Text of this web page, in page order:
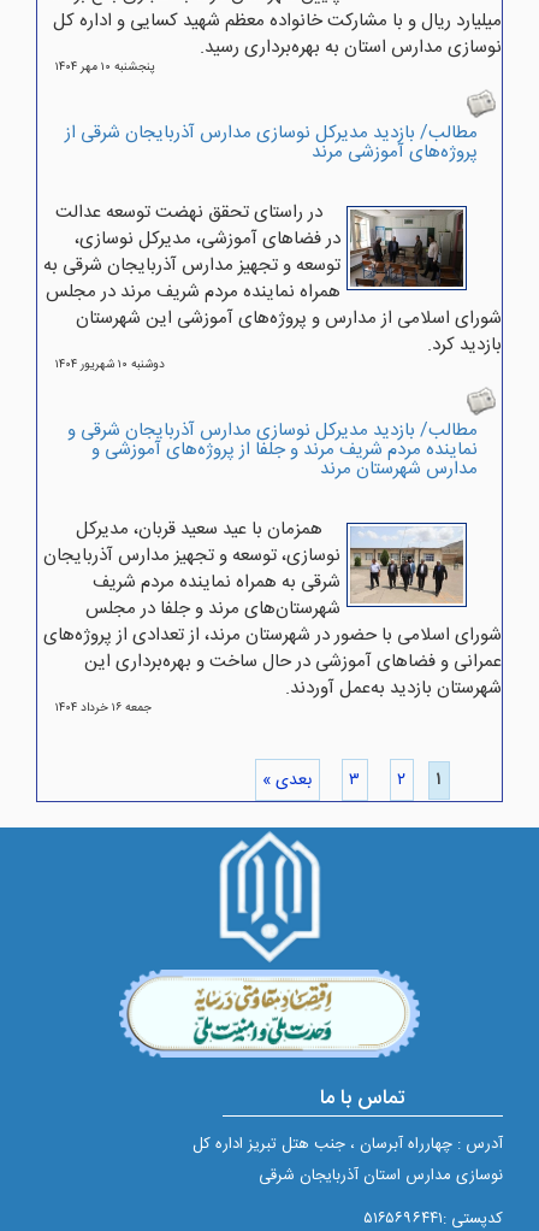
میلیارد ریال و با مشارکت خانواده معظم شهید کسایی و اداره کل
نوسازی مدارس استان به بهره‌برداری رسید.
پنجشنبه ۱۰ مهر ۱۴۰۴
مطالب/ بازدید مدیرکل نوسازی مدارس آذربایجان شرقی از
پروژه‌های آموزشی مرند
در راستای تحقق نهضت توسعه عدالت
در فضاهای آموزشی، مدیرکل نوسازی،
توسعه و تجهیز مدارس آذربایجان شرقی به
همراه نماینده مردم شریف مرند در مجلس
شورای اسلامی از مدارس و پروژه‌های آموزشی این شهرستان
بازدید کرد.
دوشنبه ۱۰ شهريور ۱۴۰۴
مطالب/ بازدید مدیرکل نوسازی مدارس آذربایجان شرقی و
نماینده مردم شریف مرند و جلفا از پروژه‌های آموزشی و
مدارس شهرستان مرند
همزمان با عید سعید قربان، مدیرکل
نوسازی، توسعه و تجهیز مدارس آذربایجان
شرقی به همراه نماینده مردم شریف
شهرستان‌های مرند و جلفا در مجلس
شورای اسلامی با حضور در شهرستان مرند، از تعدادی از پروژه‌های
عمرانی و فضاهای آموزشی در حال ساخت و بهره‌برداری این
شهرستان بازدید به‌عمل آوردند.
جمعه ۱۶ خرداد ۱۴۰۴
۱ ۲ ۳ بعدی »
تماس با ما
آدرس : چهارراه آبرسان ، جنب هتل تبریز اداره کل
نوسازی مدارس استان آذربایجان شرقی
کدپستی :۵۱۶۵۶۹۶۴۴۱